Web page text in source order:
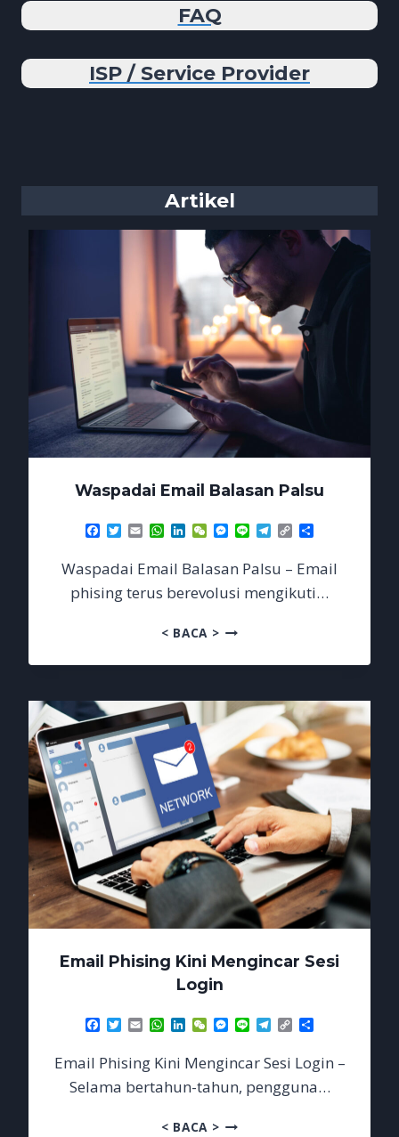
FAQ
ISP / Service Provider
Artikel
Waspadai Email Balasan Palsu
Facebook
TwitterEmailWhatsApp
LinkedIn
WeChatMessenger
Line Telegram
Copy
Link
Waspadai Email Balasan Palsu – Email
phising terus berevolusi mengikuti…
< BACA >WASPADAI
BALASAN
Email Phising Kini Mengincar Sesi
Login
Facebook
TwitterEmailWhatsApp
LinkedIn
WeChatMessenger
Line Telegram
Copy
Link
Email Phising Kini Mengincar Sesi Login –
Selama bertahun-tahun, pengguna…
< BACA >EMAIL